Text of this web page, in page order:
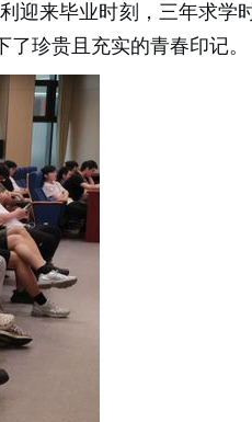
迎来毕业时刻，三年求学
珍贵且充实的青春印记。